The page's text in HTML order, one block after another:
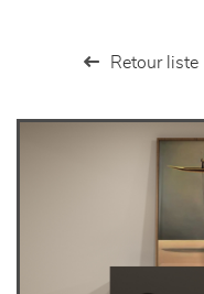
Retour liste